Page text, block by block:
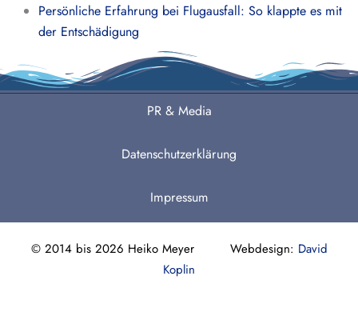
Persönliche Erfahrung bei Flugausfall: So klappte es mit
der Entschädigung
PR & Media
Datenschutzerklärung
Impressum
© 2014 bis 2026 Heiko Meyer Webdesign: David
Koplin